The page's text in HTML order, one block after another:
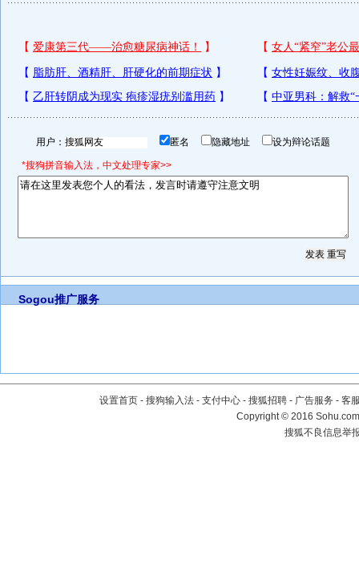
用户： 匿名 隐藏地址 设为辩论话题
*搜狗拼音输入法，中文处理专家>>
Sogou推广服务
设置首页 - 搜狗输入法 - 支付中心 - 搜狐招聘 - 广告服务 - 客
Copyright©2016
搜狐不良信息举